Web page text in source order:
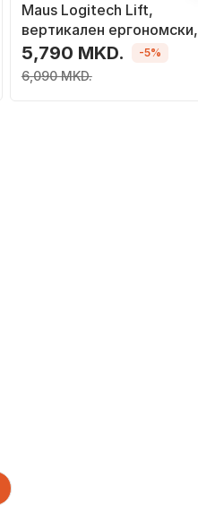
Maus Logitech Lift,
вертикален ергономски,
4000 DPI, розова
5,790 MKD.
6,090 MKD.
-5%